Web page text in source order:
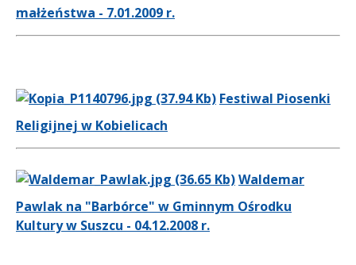
małżeństwa - 7.01.2009 r.
Festiwal Piosenki
Religijnej w Kobielicach
Waldemar
Pawlak na "Barbórce" w Gminnym Ośrodku
Kultury w Suszcu - 04.12.2008 r.